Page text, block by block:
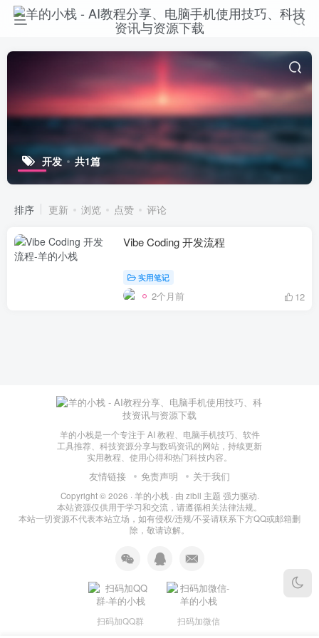
开发 共1篇
排序 更新 浏览 点赞 评论
Vibe Coding 开发流程
实用笔记
2个月前 12
羊的小栈是一个专注于 AI 教程、电脑手机技巧、软件
工具推荐、科技资源分享与数码资讯的网站，持续更新
实用教程、使用心得和热门科技内容。
友情链接 免责声明 关于我们
Copyright © 2026 · 羊的小栈 · 由 zibll 主题 强力驱动.
本站资源仅供用于学习和交流，请遵循相关法律法规。
本站一切资源不代表本站立场，如有侵权/违规/不妥请联系下方QQ或邮箱删
除，敬请谅解。
扫码加QQ群 扫码加微信